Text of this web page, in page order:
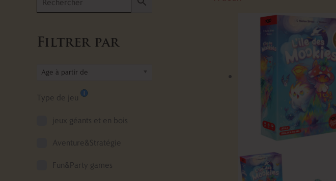
Filtrer par
Age à partir de
Type de jeu
jeux géants et en bois
Aventure&Stratégie
Fun&Party games